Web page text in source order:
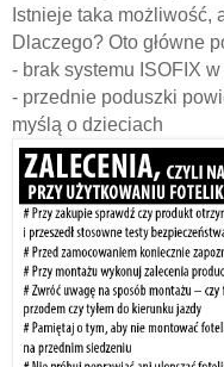
Istnieje taka możliwość,
Dlaczego? Oto główne
- brak systemu ISOFIX
- przednie poduszki
myślą o dzieciach